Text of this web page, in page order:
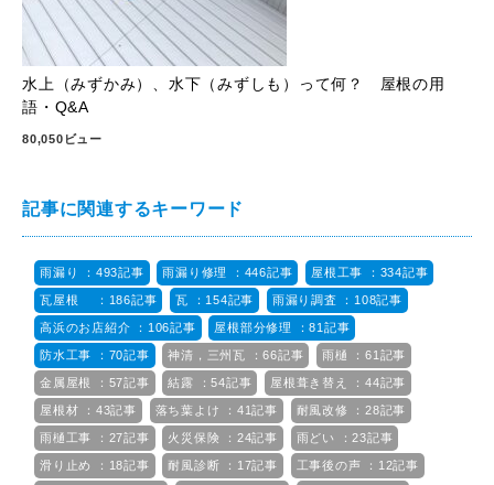
水上（みずかみ）、水下（みずしも）って何？ 屋根の用
語・Q&A
80,050ビュー
記事に関連するキーワード
雨漏り ：493記事 雨漏り修理 ：446記事 屋根工事 ：334記事
瓦屋根 ：186記事 瓦 ：154記事 雨漏り調査 ：108記事
高浜のお店紹介 ：106記事 屋根部分修理 ：81記事
防水工事 ：70記事 神清，三州瓦 ：66記事 雨樋 ：61記事
金属屋根 ：57記事 結露 ：54記事 屋根葺き替え ：44記事
屋根材 ：43記事 落ち葉よけ ：41記事 耐風改修 ：28記事
雨樋工事 ：27記事 火災保険 ：24記事 雨どい ：23記事
滑り止め ：18記事 耐風診断 ：17記事 工事後の声 ：12記事